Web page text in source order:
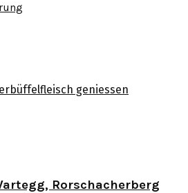
geniessen
Rorschacherberg